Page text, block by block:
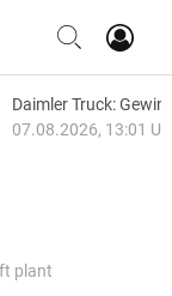
Daimler Truck:
07.08.2026, 13:01
plant